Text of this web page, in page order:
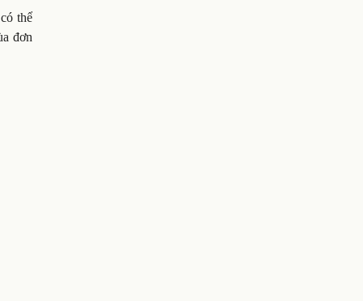
thể
đơn